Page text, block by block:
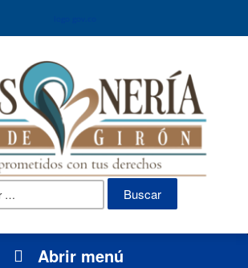
Buscar:
Abrir menú